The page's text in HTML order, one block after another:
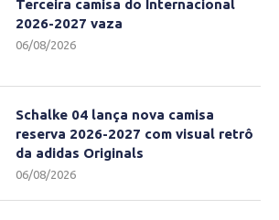
Terceira camisa do Internacional
2026-2027 vaza
06/08/2026
Schalke 04 lança nova camisa
reserva 2026-2027 com visual retrô
da adidas Originals
06/08/2026